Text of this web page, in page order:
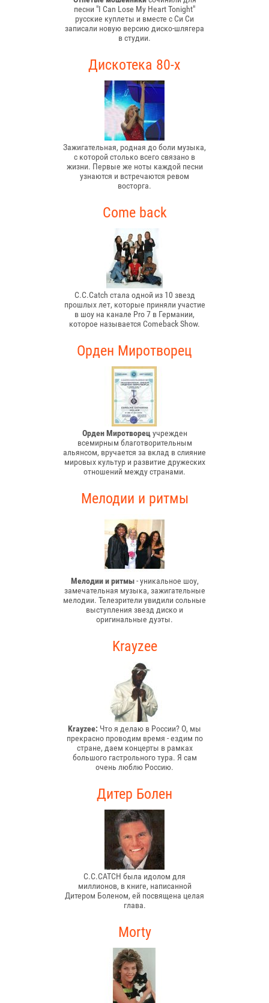
песни "I Can Lose My Heart Tonight"
русские куплеты и вместе с Си Си
записали новую версию диско-шлягера
в студии.
Дискотека 80-х
Зажигательная, родная до боли музыка,
с которой столько всего связано в
жизни. Первые же ноты каждой песни
узнаются и встречаются ревом
восторга.
Come back
C.C.Catch стала одной из 10 звезд
прошлых лет, которые приняли участие
в шоу на канале Pro 7 в Германии,
которое называется Comeback Show.
Орден Миротворец
Орден Миротворецучрежден
всемирным благотворительным
альянсом, вручается за вклад в слияние
мировых культур и развитие дружеских
отношений между странами.
Мелодии и ритмы
Мелодии и ритмы- уникальное шоу,
замечательная музыка, зажигательные
мелодии. Телезрители увидили сольные
выступления звезд диско и
оригинальные дуэты.
Krayzee
Krayzee: Что я делаю в России? О, мы
прекрасно проводим время - ездим по
стране, даем концерты в рамках
большого гастрольного тура. Я сам
очень люблю Россию.
Дитер Болен
C.C.CATCH была идолом для
миллионов, в книге, написанной
Дитером Боленом, ей посвящена целая
глава.
Morty